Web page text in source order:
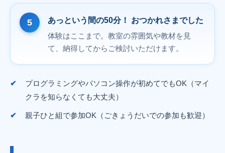
あっという間の50分！ おつかれさまでした
体験はここまで。教室の雰囲気や教材を見
て、納得してからご検討いただけます。
プログラミングやパソコン操作が初めてでもOK（マイ
クラを知らなくても大丈夫）
親子ひと組で参加OK（ごきょうだいでの参加も歓迎）